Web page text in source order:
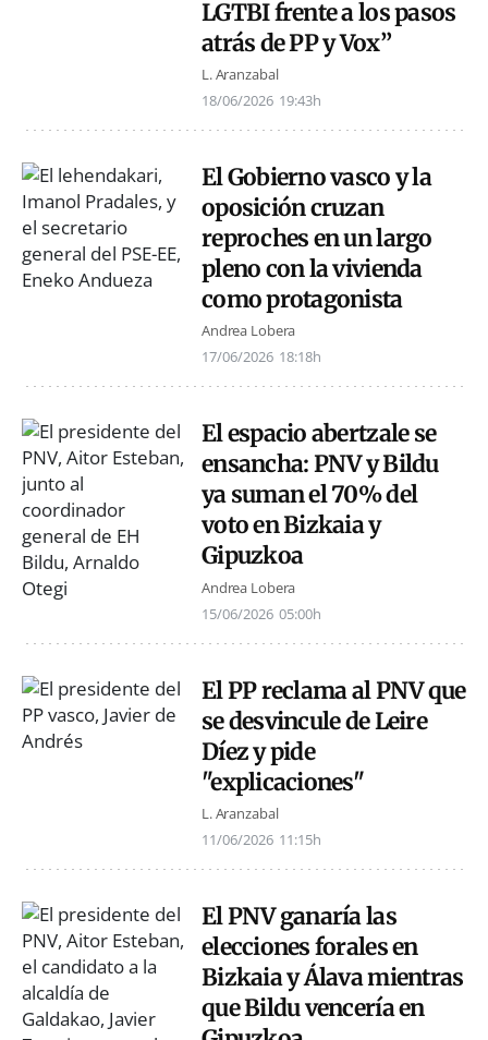
LGTBI frente a los pasos
atrás de PP y Vox”
L. Aranzabal
18/06/2026 19:43h
El Gobierno vasco y la
oposición cruzan
reproches en un largo
pleno con la vivienda
como protagonista
Andrea Lobera
17/06/2026 18:18h
El espacio abertzale se
ensancha: PNV y Bildu
ya suman el 70% del
voto en Bizkaia y
Gipuzkoa
Andrea Lobera
15/06/2026 05:00h
El PP reclama al PNV que
se desvincule de Leire
Díez y pide
"explicaciones"
L. Aranzabal
11/06/2026 11:15h
El PNV ganaría las
elecciones forales en
Bizkaia y Álava mientras
que Bildu vencería en